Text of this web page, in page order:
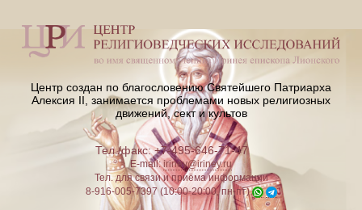
Центр создан по благословению Святейшего Патриарха
Алексия II, занимается проблемами новых религиозных
движений, сект и культов
Тел./факс: +7-495-646-71-47
E-mail:iriney@iriney.ru
Тел. для связи и приёма информации
8-916-005-7397 (10:00-20:00, пн-пт)